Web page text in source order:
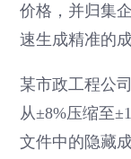
价格，并归集
速生成精准的
某市政工程公
从±8%压缩至
文件中的隐藏